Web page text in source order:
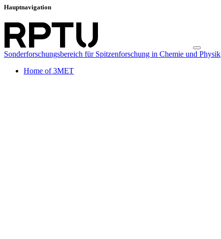
Hauptnavigation
Sonderforschungsbereich für Spitzenforschung in Chemie und Physik
Home of 3MET